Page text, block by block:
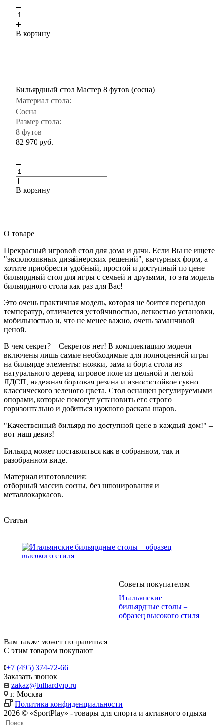
В корзину
Бильярдный стол Мастер 8 футов (сосна)
Материал стола:
Сосна
Размер стола:
8 футов
82 970 руб.
В корзину
О товаре
Прекрасный игровой стол для дома и дачи. Если Вы не ищете
"эксклюзивных дизайнерских решений", вычурных форм, а
хотите приобрести удобный, простой и доступный по цене
бильярдный стол для игры с семьей и друзьями, то эта модель
бильярдного стола как раз для Вас!
Это очень практичная модель, которая не боится перепадов
температур, отличается устойчивостью, легкостью установки,
мобильностью и, что не менее важно, очень заманчивой
ценой.
В чем секрет? – Секретов нет! В комплектацию модели
включены лишь самые необходимые для полноценной игры
на бильярде элементы: ножки, рама и борта стола из
натурального дерева, игровое поле из цельной и легкой
ЛДСП, надежная бортовая резина и износостойкое сукно
классического зеленого цвета. Стол оснащен регулируемыми
опорами, которые помогут установить его строго
горизонтально и добиться нужного раската шаров.
"Качественный бильярд по доступной цене в каждый дом!" –
вот наш девиз!
Бильярд может поставляться как в собранном, так и
разобранном виде.
Материал изготовления:
отборный массив сосны, без шпонирования и
металлокаркасов.
Статьи
Советы покупателям
Итальянские
бильярдные столы –
образец высокого стиля
Вам также может понравиться
С этим товаром покупают
+7 (495) 374-72-66
Заказать звонок
zakaz@billiardvip.ru
г. Москва
Политика конфиденциальности
2026 © «SportPlay» - товары для спорта и активного отдыха